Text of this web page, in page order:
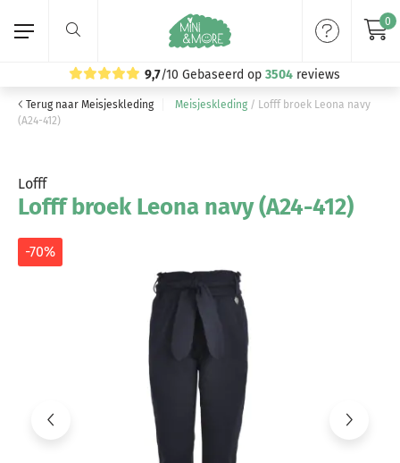
9,7/10 Gebaseerd op 3504 reviews
0
Home
Jongenskleding
Merken
Volg ons:
Terug naar Meisjeskleding Meisjeskleding / Lofff broek Leona navy
(A24-412)
Lofff
Lofff broek Leona navy (A24-412)
-70%